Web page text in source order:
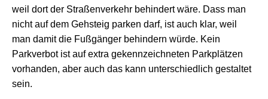
weil dort der Straßenverkehr behindert wäre. Dass man
nicht auf dem Gehsteig parken darf, ist auch klar, weil
man damit die Fußgänger behindern würde. Kein
Parkverbot ist auf extra gekennzeichneten Parkplätzen
vorhanden, aber auch das kann unterschiedlich gestaltet
sein.